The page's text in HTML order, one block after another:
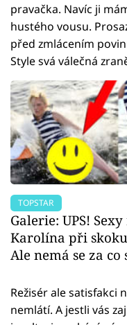
pravačka. Navíc ji
hustého vousu.
před zmlácením
Style svá válečná
TOPSTAR
Galerie: UPS!
Karolína při
Ale nemá se za
Režisér ale satisfakci
nemlátí. A jestli vás